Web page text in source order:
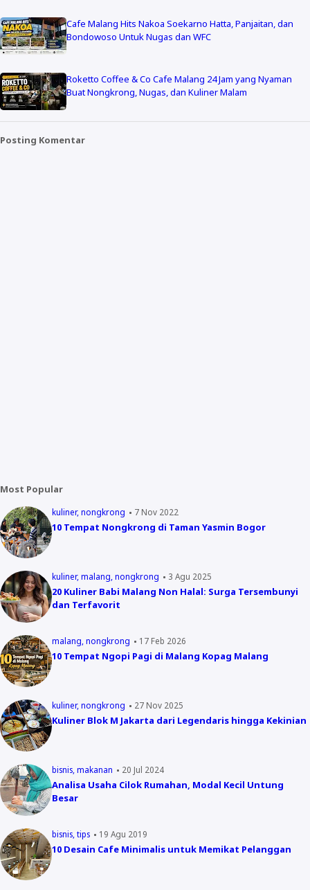
Cafe Malang Hits Nakoa Soekarno Hatta, Panjaitan, dan
Bondowoso Untuk Nugas dan WFC
Roketto Coffee & Co Cafe Malang 24 Jam yang Nyaman
Buat Nongkrong, Nugas, dan Kuliner Malam
Posting Komentar
Most Popular
kuliner nongkrong 7 Nov 2022
10 Tempat Nongkrong di Taman Yasmin Bogor
kuliner malang nongkrong 3 Agu 2025
20 Kuliner Babi Malang Non Halal: Surga Tersembunyi
dan Terfavorit
malang nongkrong 17 Feb 2026
10 Tempat Ngopi Pagi di Malang Kopag Malang
kuliner nongkrong 27 Nov 2025
Kuliner Blok M Jakarta dari Legendaris hingga Kekinian
bisnis makanan 20 Jul 2024
Analisa Usaha Cilok Rumahan, Modal Kecil Untung
Besar
bisnis tips 19 Agu 2019
10 Desain Cafe Minimalis untuk Memikat Pelanggan